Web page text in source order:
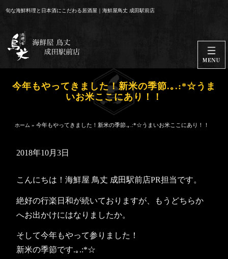
へ
旬な海鮮料理と日本酒にこだわる居酒屋｜海鮮屋鳥丈 成田駅前店
今年もやってきました！新米の季節.｡.:*☆うま
いお米ここにあり！！
ホーム »今年もやってきました！新米の季節.｡.:*☆うまいお米ここにあり！！
2018年10月3日
こんにちは！海鮮屋 鳥丈 成田駅前店PR担当です。
絶好の行楽日和が続いておりますが、もうどちらか
へお出かけにはなりましたか。
そして今年もやって参りました！
新米の季節です.｡.:*☆